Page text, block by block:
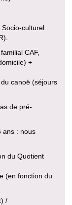
culturel
CAF,
+
canoë (séjours
de pré-
ans : nous
du Quotient
(en fonction du
/